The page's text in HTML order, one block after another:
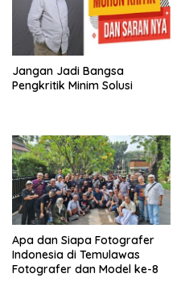
Jangan Jadi Bangsa
Pengkritik Minim Solusi
Apa dan Siapa Fotografer
Indonesia di Temulawas
Fotografer dan Model ke-8